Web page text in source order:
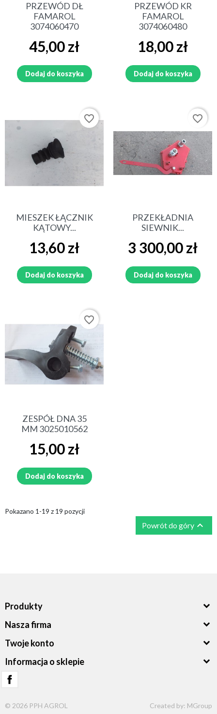
PRZEWÓD DŁ
FAMAROL
3074060470
Cena
45,00 zł
Dodaj do koszyka
PRZEWÓD KR
FAMAROL
3074060480
Cena
18,00 zł
Dodaj do koszyka
MIESZEK ŁĄCZNIK
KĄTOWY...
Cena
13,60 zł
Dodaj do koszyka
favorite_border
PRZEKŁADNIA
SIEWNIK...
Cena
3 300,00 zł
Dodaj do koszyka
favorite_border
ZESPÓŁ DNA 35
MM 3025010562
Cena
15,00 zł
Dodaj do koszyka
favorite_border
Pokazano 1-19 z 19 pozycji
Powrót do góry 
Produkty
Nasza firma
Twoje konto
Informacja o sklepie
© 2026 PPH AGROL Created by: MGroup